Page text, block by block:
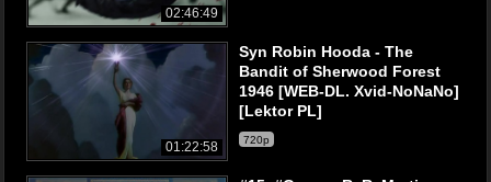
02:46:49
01:22:58
Syn Robin Hooda - The
Bandit of Sherwood Forest
1946 [WEB-DL. Xvid-NoNaNo]
[Lektor PL]
720p